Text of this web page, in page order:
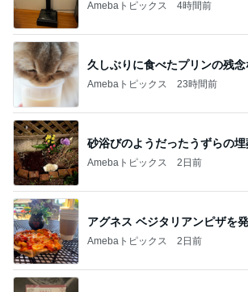
Amebaトピックス 4時間前
久しぶりに食べたプリンの残念
Amebaトピックス 23時間前
砂浴びのようだったうずらの埋
Amebaトピックス 2日前
アグネス ベジタリアンピザを
Amebaトピックス 2日前